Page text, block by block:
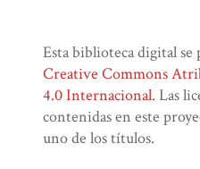
Esta biblioteca digital se
Creative Commons
4.0 Internacional. Las
contenidas en este
uno de los títulos.